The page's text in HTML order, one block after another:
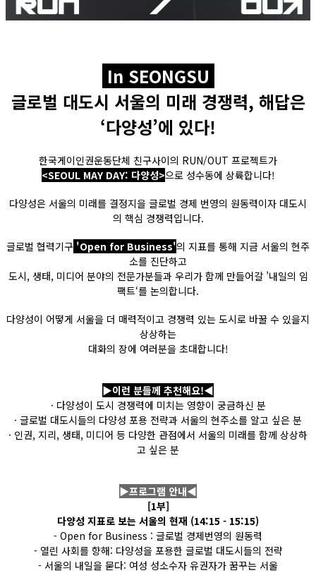
In SEONGSU
글로벌 대도시 서울의 미래 경쟁력, 해답은
‘다양성’에 있다!
한국게이인권운동단체 친구사이의 RUN/OUT 프로젝트가
<SEOUL MAY DAY: 다양성>으로 성수동에 상륙합니다!
다양성은 서울의 미래를 결정지을 글로벌 경제 번영의 원동력이자 대도시
의 핵심 경쟁력입니다.
글로벌 협력기구 'Open for Business'의 지표를 통해 지금 서울의 현주
소를 진단하고
도시, 생태, 미디어 분야의 전문가분들과 우리가 함께 만들어갈 ’내일의 임
팩트‘를 논의합니다.
다양성이 어떻게 서울을 더 매력적이고 경쟁력 있는 도시로 바꿀 수 있을지
상상하는
대화의 장에 여러분을 초대합니다!
▶이런 분들께 추천해요!◀
· 다양성이 도시 경쟁력에 미치는 영향이 궁금하신 분
· 글로벌 대도시들의 다양성 포용 전략과 서울의 현주소를 알고 싶은 분
· 인권, 지리, 생태, 미디어 등 다양한 관점에서 서울의 미래를 함께 상상하
고 싶은 분
▶프로그램 안내◀
[1부]
다양성 지표로 보는 서울의 현재 (14:15 - 15:15)
- Open for Business : 글로벌 경제번영의 원동력
- 열린 사회를 향해: 다양성을 포용한 글로벌 대도시들의 전략
- 서울의 내일을 묻다: 여성 성소수자 유권자가 꿈꾸는 서울